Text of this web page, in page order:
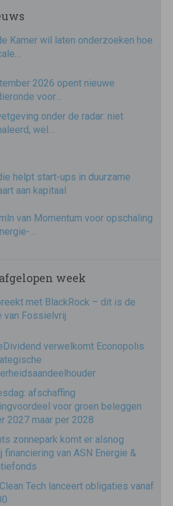
Kamer wil laten onderzoeken hoe
2026 opent nieuwe
voor…
onder de radar: niet
wel…
helpt start-ups in duurzame
aan kapitaal
van Momentum voor opschaling
…
week
met BlackRock – dit is de
van Fossielvrij
verwelkomt Econopolis
afschaffing
voor groen beleggen
2027 maar per 2028
zonnepark komt er alsnog
financiering van ASN Energie &
Tech lanceert obligaties vanaf